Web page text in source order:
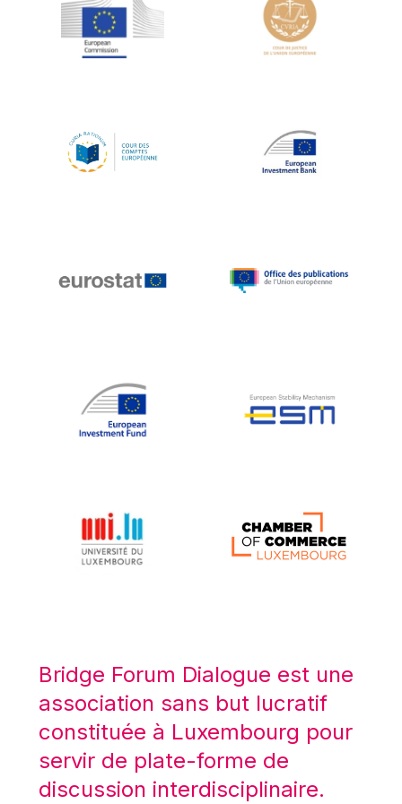
Jean-Louis Schiltz
Jean-Victor Louis
Johnny Åkerholm
Katharien L.C. Hunt
Klaus-Heiner Lehne
Koen LENAERTS
Lars Heikensten
Lucas Papademos
Máire Geoghegan-Quinn
Mario Centeno
Mario Monti
Maroš ŠEFČOVIČ
Martin Bailey
Martine Reicherts
Bridge Forum Dialogue est une
association sans but lucratif
constituée à Luxembourg pour
servir de plate-forme de
discussion interdisciplinaire.